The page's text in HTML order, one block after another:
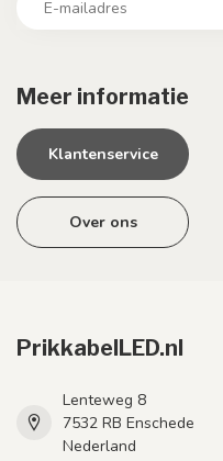
Meer informatie
Klantenservice
Over ons
PrikkabelLED.nl
Lenteweg 8
7532 RB Enschede
Nederland